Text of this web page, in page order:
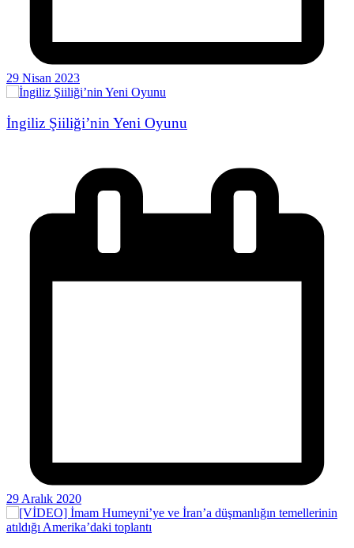
29 Nisan 2023
İngiliz Şiiliği’nin Yeni Oyunu
29 Aralık 2020